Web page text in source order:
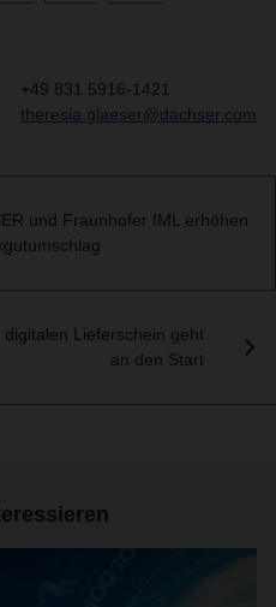
+49 831 5916-1421
theresia.glaeser@dachser.com
und Fraunhofer IML erhöhen
Lieferschein geht
an den Start